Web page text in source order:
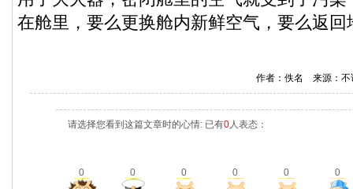
在舱里，要么更换舱内新鲜空气，要么返
作者：佚名 来源：
请选择您看到这篇文章时的心情: 已有0人表态：
0 0 0 0 0 0